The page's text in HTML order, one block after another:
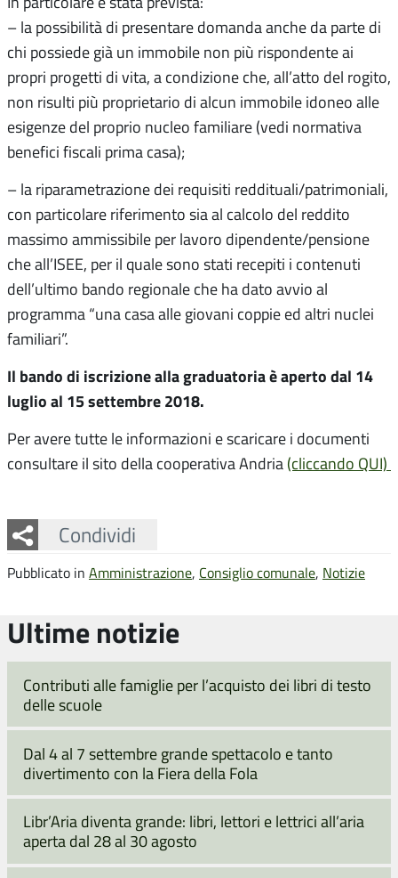
– la possibilità di presentare domanda anche da parte di
chi possiede già un immobile non più rispondente ai
propri progetti di vita, a condizione che, all’atto del rogito,
non risulti più proprietario di alcun immobile idoneo alle
esigenze del proprio nucleo familiare (vedi normativa
benefici fiscali prima casa);
– la riparametrazione dei requisiti reddituali/patrimoniali,
con particolare riferimento sia al calcolo del reddito
massimo ammissibile per lavoro dipendente/pensione
che all’ISEE, per il quale sono stati recepiti i contenuti
dell’ultimo bando regionale che ha dato avvio al
programma “una casa alle giovani coppie ed altri nuclei
familiari”.
Il bando di iscrizione alla graduatoria è aperto dal 14
luglio al 15 settembre 2018.
Per avere tutte le informazioni e scaricare i documenti
consultare il sito della cooperativa Andria (cliccando QUI)
Condividi
Facebook
Twitter
Whatsapp
Pubblicato in Amministrazione, Consiglio comunale, Notizie
Ultime notizie
Contributi alle famiglie per l’acquisto dei libri di testo
delle scuole
Dal 4 al 7 settembre grande spettacolo e tanto
divertimento con la Fiera della Fola
Libr’Aria diventa grande: libri, lettori e lettrici all’aria
aperta dal 28 al 30 agosto